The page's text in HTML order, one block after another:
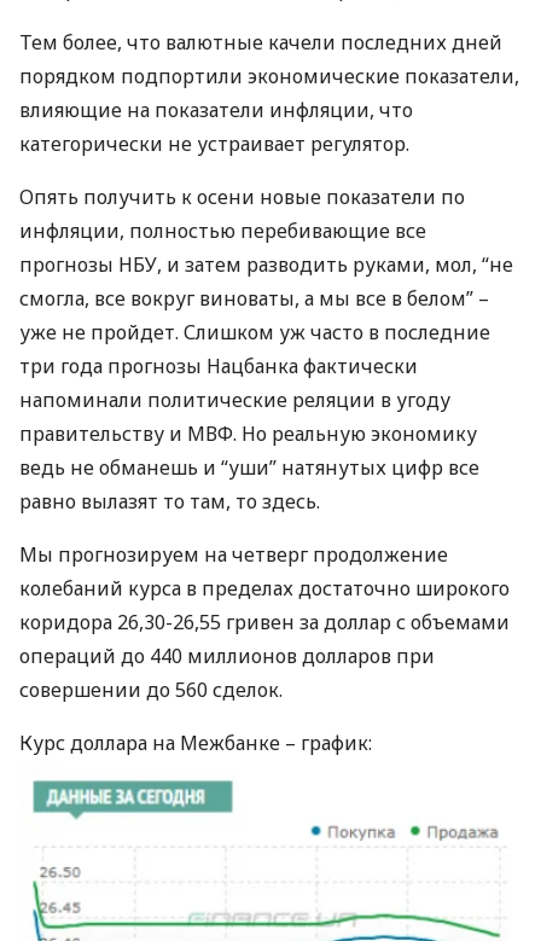
Тем более, что валютные качели последних дней
порядком подпортили экономические показатели,
влияющие на показатели инфляции, что
категорически не устраивает регулятор.
Опять получить к осени новые показатели по
инфляции, полностью перебивающие все
прогнозы НБУ, и затем разводить руками, мол, “не
смогла, все вокруг виноваты, а мы все в белом” –
уже не пройдет. Слишком уж часто в последние
три года прогнозы Нацбанка фактически
напоминали политические реляции в угоду
правительству и МВФ. Но реальную экономику
ведь не обманешь и “уши” натянутых цифр все
равно вылазят то там, то здесь.
Мы прогнозируем на четверг продолжение
колебаний курса в пределах достаточно широкого
коридора 26,30-26,55 гривен за доллар с объемами
операций до 440 миллионов долларов при
совершении до 560 сделок.
Курс доллара на Межбанке – график: